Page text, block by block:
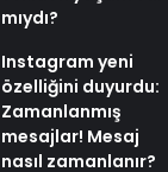
mıydı?
Instagram yeni
özelliğini duyurdu:
Zamanlanmış
mesajlar! Mesaj
nasıl zamanlanır?